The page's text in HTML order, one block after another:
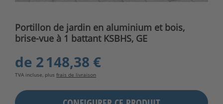
Portillon de jardin en aluminium et bois,
brise-vue à 1 battant KSBHS, GE
de 2 148,38 €
TVA incluse, plus frais de livraison